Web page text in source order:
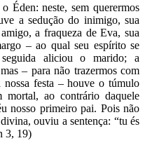
Éden: neste, sem querermos
a sedução do inimigo, sua
a fraqueza de Eva, sua
– ao qual seu espírito se
aliciou o marido; a
– para não trazermos com
nossa festa – houve o túmulo
ao contrário daquele
nosso primeiro pai. Pois não
ouviu a sentença: “tu és
3, 19)